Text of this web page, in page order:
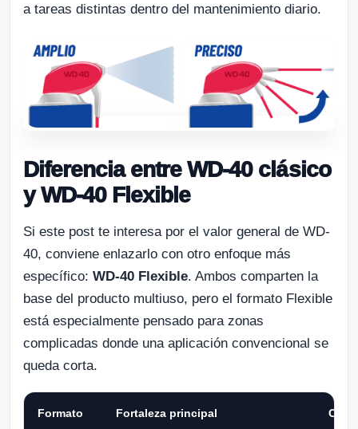
a tareas distintas dentro del mantenimiento diario.
Diferencia entre WD-40 clásico
y WD-40 Flexible
Si este post te interesa por el valor general de WD-
40, conviene enlazarlo con otro enfoque más
específico: WD-40 Flexible. Ambos comparten la
base del producto multiuso, pero el formato Flexible
está especialmente pensado para zonas
complicadas donde una aplicación convencional se
queda corta.
Formato Fortaleza principal